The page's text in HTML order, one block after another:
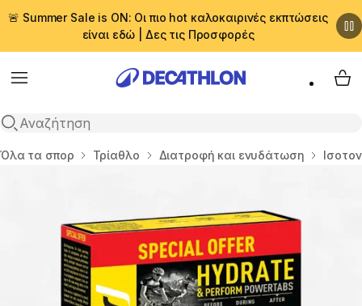
🚨 Summer Sale is ON: Οι πιο hot καλοκαιρινές εκπτώσεις
είναι εδώ | Δες τις Προσφορές
Menu
Αναζήτηση
My
Αρχική σελίδα
Όλα τα σπορ Τρίαθλο Διατροφή και ενυδάτωση